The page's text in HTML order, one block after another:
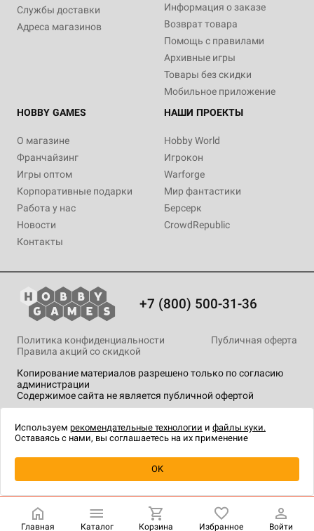
Уведомить о наличии
Службы доставки
Адреса магазинов
Информация о заказе
Возврат товара
Помощь с правилами
Архивные игры
Товары без скидки
Мобильное приложение
HOBBY GAMES
О магазине
Франчайзинг
Игры оптом
Корпоративные подарки
Работа у нас
Новости
Контакты
НАШИ ПРОЕКТЫ
Hobby World
Игрокон
Warforge
Мир фантастики
Берсерк
CrowdRepublic
+7 (800) 500-31-36
Копирование материалов разрешено только по согласию
администрации
Содержимое сайта не является публичной офертой
Политика конфиденциальности
Публичная оферта
Правила акций со скидкой
технологии.
Главная Каталог Корзина Избранное Войти
Используем рекомендательные технологии и файлы куки.
Оставаясь с нами, вы соглашаетесь на их применение
OK